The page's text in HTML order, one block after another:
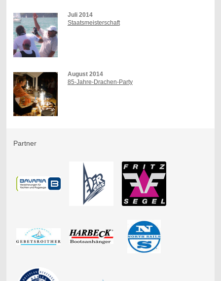
Juli 2014
Staatsmeisterschaft
August 2014
85-Jahre-Drachen-Party
Partner